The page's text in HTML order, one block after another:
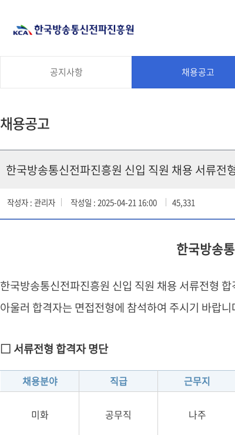
공지사항 채용공고
채용공고
한국방송통신전파진흥원 신입 직원 채용 서류전
작성자 : 관리자 작성일 : 2025-04-21 16:00 45,331
한국방송
한국방송통신전파진흥원 신입 직원 채용 서류전형
아울러 합격자는 면접전형에 참석하여 주시기 바랍니
□ 서류전형 합격자 명단
채용분야 직급 근무지
미화 공무직 나주